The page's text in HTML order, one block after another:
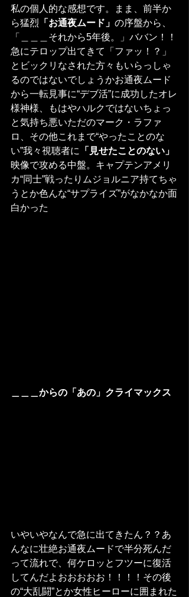
私の個人的な感想です。まま、前半か
ら猛烈 「お通夜ムード」 の序盤から、
「＿＿＿それから5年後。」ババン！！
急にテロップ出てきて「ファッ！？」
とビックリなされた方々もいらっしゃ
るのではないでしょうかお通夜ムード
から一転見事に“デブ活”に成功したオレ
様神様、もはやハルクではないちょっ
と気持ち悪いただのマーク・ラファ
ロ、その他これまで“やったことのな
い”我々視聴者に
「見せたことのない」
映像で攻める中盤。キャプテンアメリ
カ“同士”戦ったりムジョルニア持てちゃ
うとか色んな“サプライズ”がなかなか面
白かった
＿＿＿からの「あの」クライマックス
いやいやなんで急に出てきたん？？あ
んなに壮絶お通夜ムードで半分死んだ
って流れで、何ケロッとフツーに復活
してんだよおおおおお！！！！その後
の“大乱闘”とか女性ヒーローに囲まれた